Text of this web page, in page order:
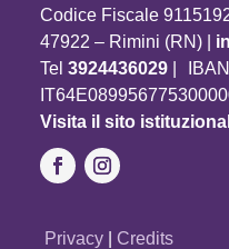
Codice Fiscale
47922 – Rimini (RN) |
Tel 3924436029| IBAN
Visita il sito
Privacy Credits